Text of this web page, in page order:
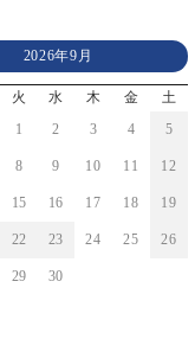
2026年9月
火 水 木 金
土
1
2 3 4 5
8 9 10 11 12
15 16 17 18 19
22 23 24 25 26
29 30